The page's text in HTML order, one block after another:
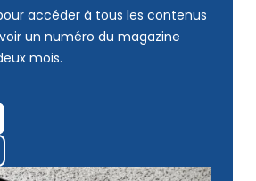
accéder à tous les contenus
un numéro du magazine
mois.